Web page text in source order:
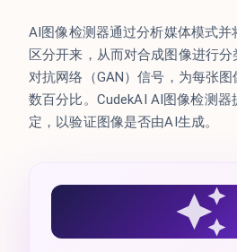
AI图像检测器通过分析媒体模式
区分开来，从而对合成图像进行
对抗网络（GAN）信号，为每张
数百分比。CudekAI AI图像检测器
定，以验证图像是否由AI生成。